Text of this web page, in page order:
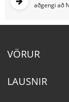
aðgengi að
VÖRUR
LAUSNIR